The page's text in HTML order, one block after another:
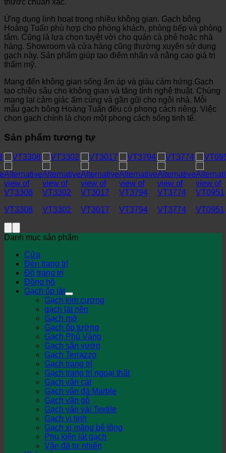
Ứng dụng linh hoạt trong nhiều không gian. Gạch bông
Hoàng Tuấn phù hợp cho phòng khách, phòng bếp và phòng
tắm. Cũng là lựa chọn tuyệt vời cho quán cà phê hoặc nhà
hàng. Showroom và cửa hàng cũng thường xuyên sử dụng
gạch này. Sản phẩm giúp tạo điểm nhấn và nâng cao giá trị
thẩm mỹ.
Mang đến không gian sống ấm áp và giàu cảm hứng.Gạch
tạo chiều sâu cho không gian và tăng tính nghệ thuật. Chúng
mang lại cảm giác ấm cúng và gần gũi cho ngôi nhà. Mỗi
mẫu gạch bông Hoàng Tuấn đều có phong cách riêng. Việc
chọn gạch chính là chọn một phong cách sống tinh tế.
Sản phẩm tương tự
VT3308 VT3302 VT3017 VT3794 VT3774 VT0951
Danh mục sản phẩm
Cửa
Đèn trang trí
Đồ trang trí
Đồng hồ
Gạch ốp lát
Gạch kim cương
gạch lát nền
Gạch mờ
Gạch ốp tường
Gạch Phủ Vàng
Gạch sân vườn
Gạch Terrazzo
Gạch trang trí
Gạch trang trí ngoại thất
Gạch vân cát
Gạch vân đá Marble
Gạch vân gỗ
Gạch vân vải Textile
Gạch vi tinh
Gạch xi măng bê tông
Phụ kiện lát gạch
Vân đá tự nhiên